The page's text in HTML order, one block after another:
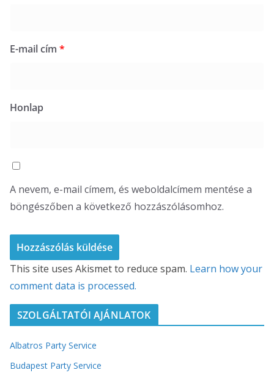
E-mail cím *
Honlap
A nevem, e-mail címem, és weboldalcímem mentése a
böngészőben a következő hozzászólásomhoz.
This site uses Akismet to reduce spam. Learn how your
comment data is processed.
SZOLGÁLTATÓI AJÁNLATOK
Albatros Party Service
Budapest Party Service